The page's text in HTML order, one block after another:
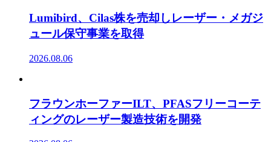
Lumibird、Cilas株を売却しレーザー・メガジ
ュール保守事業を取得
2026.08.06
フラウンホーファーILT、PFASフリーコーテ
ィングのレーザー製造技術を開発